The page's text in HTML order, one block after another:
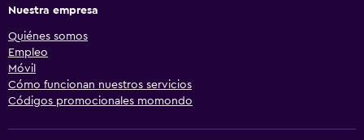
Nuestra empresa
Quiénes somos
Empleo
Móvil
Cómo funcionan nuestros servicios
Códigos promocionales momondo